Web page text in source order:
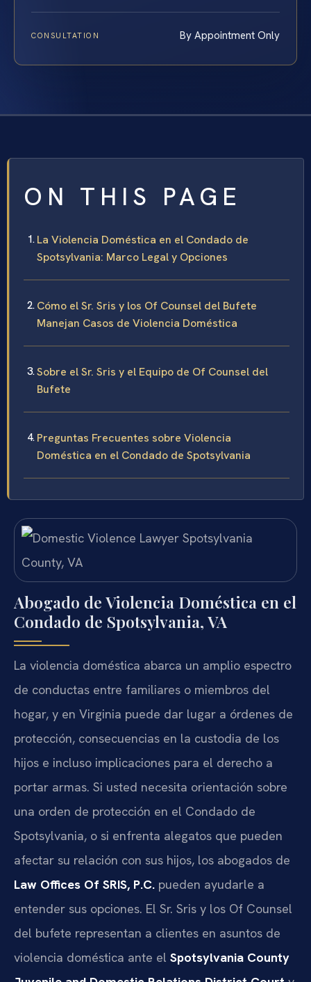
CONSULTATION By Appointment Only
ON THIS PAGE
La Violencia Doméstica en el Condado de
Spotsylvania: Marco Legal y Opciones
Cómo el Sr. Sris y los Of Counsel del Bufete
Manejan Casos de Violencia Doméstica
Sobre el Sr. Sris y el Equipo de Of Counsel del
Bufete
Preguntas Frecuentes sobre Violencia
Doméstica en el Condado de Spotsylvania
Abogado de Violencia Doméstica en el
Condado de Spotsylvania, VA
La violencia doméstica abarca un amplio espectro
de conductas entre familiares o miembros del
hogar, y en Virginia puede dar lugar a órdenes de
protección, consecuencias en la custodia de los
hijos e incluso implicaciones para el derecho a
portar armas. Si usted necesita orientación sobre
una orden de protección en el Condado de
Spotsylvania, o si enfrenta alegatos que pueden
afectar su relación con sus hijos, los abogados de
Law Offices Of SRIS, P.C. pueden ayudarle a
entender sus opciones. El Sr. Sris y los Of Counsel
del bufete representan a clientes en asuntos de
violencia doméstica ante el Spotsylvania County